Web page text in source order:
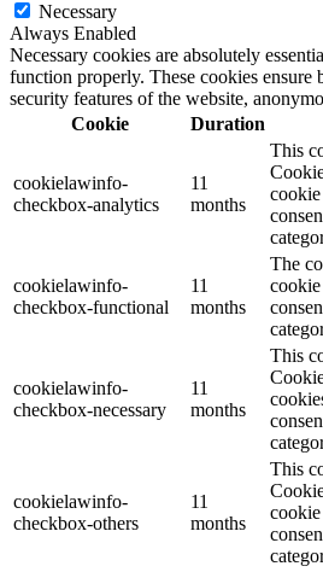
Necessary
Always Enabled
Necessary cookies are absolutely
function properly. These cookies ensure
security features of the website,
Cookie
Duration
cookielawinfo-
checkbox-analytics
11
months
This
cookie
cookielawinfo-
checkbox-functional
11
months
The
cookie
cookielawinfo-
checkbox-necessary
11
months
This
cookielawinfo-
checkbox-others
11
months
This
cookie